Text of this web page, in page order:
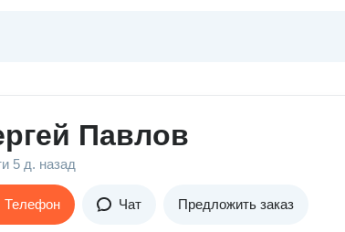
Павлов
5 д. назад
Телефон Чат Предложить заказ